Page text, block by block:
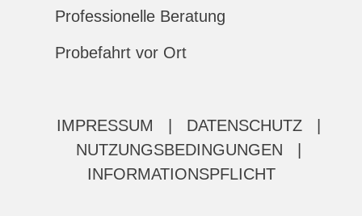
Professionelle Beratung
Probefahrt vor Ort
IMPRESSUM DATENSCHUTZ
NUTZUNGSBEDINGUNGEN
INFORMATIONSPFLICHT